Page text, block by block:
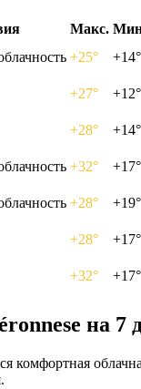
Макс.
+25° +14°
+27° +12°
+28° +14°
+32° +17°
+28° +19°
+28° +17°
+32° +17°
на 7
комфортная